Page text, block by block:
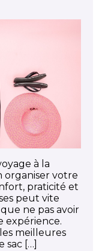
à la
organiser votre
praticité et
peut vite
ne pas avoir
expérience.
meilleures
sac […]